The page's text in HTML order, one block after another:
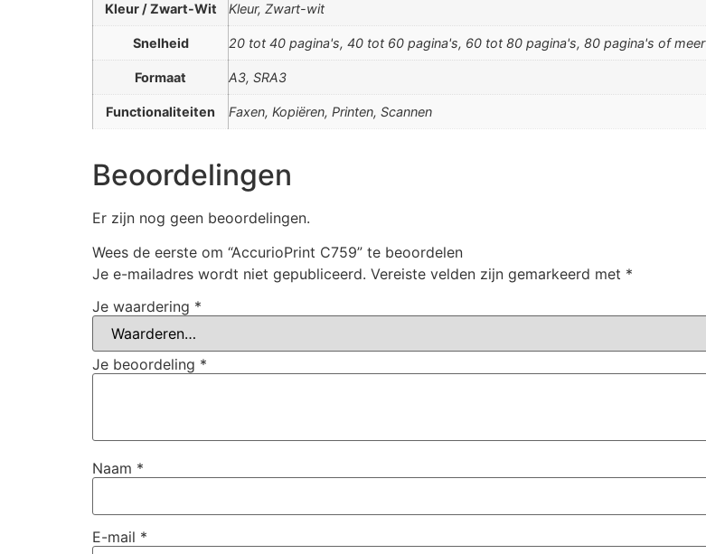
Kleur / Zwart-Wit Kleur, Zwart-wit
Snelheid 20 tot 40 pagina's, 40 tot 60 pagina's, 60 tot 80 pagina's, 80 pagina's of meer
Formaat A3, SRA3
Functionaliteiten Faxen, Kopiëren, Printen, Scannen
Beoordelingen
Er zijn nog geen beoordelingen.
Wees de eerste om “AccurioPrint C759” te beoordelen
Je e-mailadres wordt niet gepubliceerd. Vereiste velden zijn gemarkeerd met *
Je waardering *
Je beoordeling *
Naam *
E-mail *